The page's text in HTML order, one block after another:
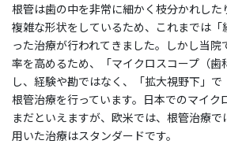
根管は歯の中を非常に細かく枝分かれした
複雑な形状をしているため、これまでは「
った治療が行われてきました。しかし当
率を高めるため、「マイクロスコープ（歯
し、経験や勘ではなく、「拡大視野下」で
根管治療を行っています。日本でのマイク
まだといえますが、欧米では、根管治療で
用いた治療はスタンダードです。